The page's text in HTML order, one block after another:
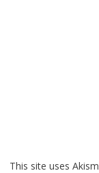
This site uses